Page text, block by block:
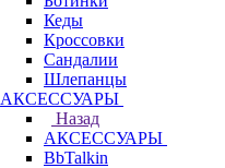
Кеды
Кроссовки
Сандалии
Шлепанцы
АКСЕССУАРЫ
Назад
АКСЕССУАРЫ
BbTalkin